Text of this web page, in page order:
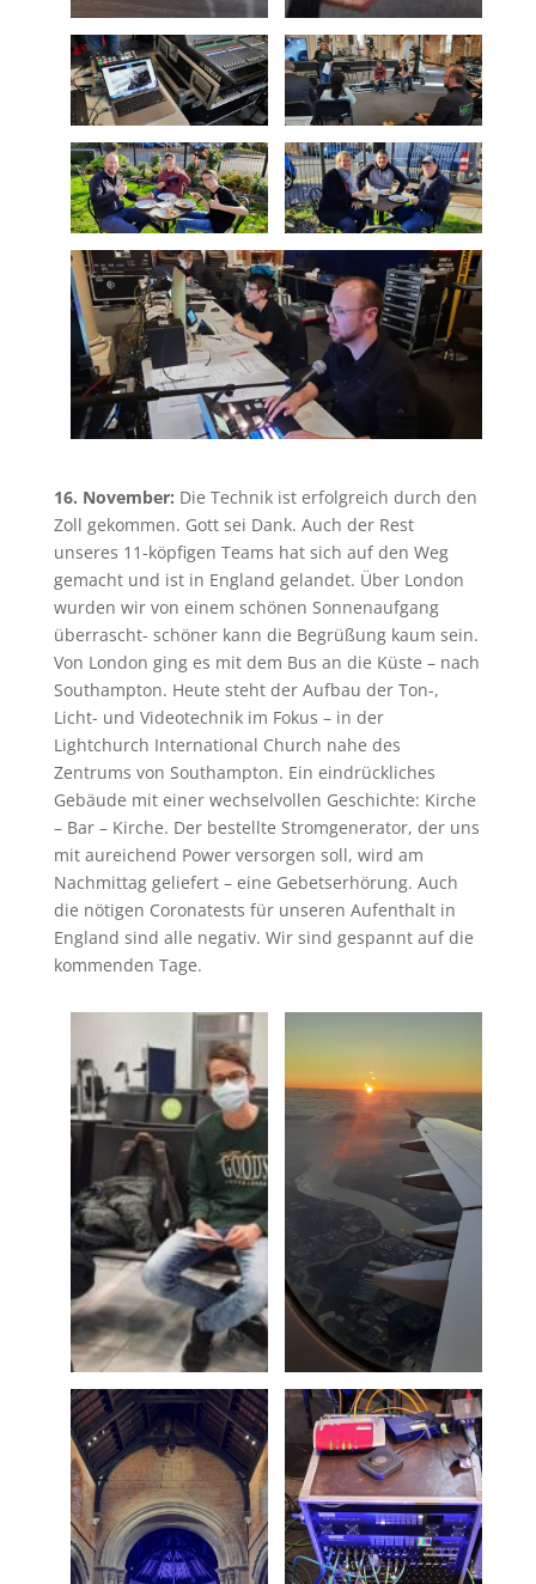
16. November: Die Technik ist erfolgreich durch den
Zoll gekommen. Gott sei Dank. Auch der Rest
unseres 11-köpfigen Teams hat sich auf den Weg
gemacht und ist in England gelandet. Über London
wurden wir von einem schönen Sonnenaufgang
überrascht- schöner kann die Begrüßung kaum sein.
Von London ging es mit dem Bus an die Küste – nach
Southampton. Heute steht der Aufbau der Ton-,
Licht- und Videotechnik im Fokus – in der
Lightchurch International Church nahe des
Zentrums von Southampton. Ein eindrückliches
Gebäude mit einer wechselvollen Geschichte: Kirche
– Bar – Kirche. Der bestellte Stromgenerator, der uns
mit aureichend Power versorgen soll, wird am
Nachmittag geliefert – eine Gebetserhörung. Auch
die nötigen Coronatests für unseren Aufenthalt in
England sind alle negativ. Wir sind gespannt auf die
kommenden Tage.